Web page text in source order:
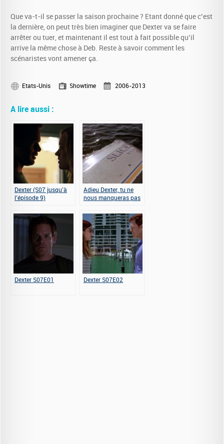
Que va-t-il se passer la saison prochaine ? Etant donné que c’est
la dernière, on peut très bien imaginer que Dexter va se faire
arrêter ou tuer, et maintenant il est tout à fait possible qu’il
arrive la même chose à Deb. Reste à savoir comment les
scénaristes vont amener ça.
Etats-Unis Showtime 2006-2013
A lire aussi :
Dexter (S07 jusqu’à
l’épisode 9)
Adieu Dexter, tu ne
nous manqueras pas
Dexter S07E01 Dexter S07E02